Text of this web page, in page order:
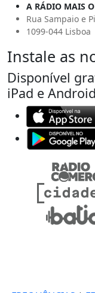
A RÁDIO MAIS
Rua Sampaio e
1099-044 Lisboa
Instale as
Disponível
iPad e Android